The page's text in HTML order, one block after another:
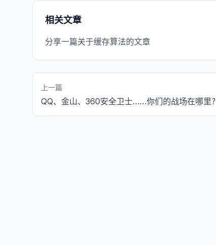
相关文章
分享一篇关于缓存算法的文章
上一篇
QQ、金山、360安全卫士……你们的战场在哪里？